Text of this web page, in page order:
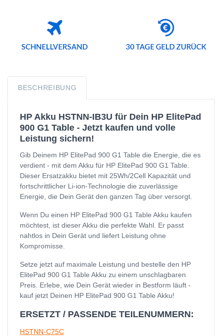
BESCHREIBUNG
HP Akku HSTNN-IB3U für Dein HP ElitePad
900 G1 Table - Jetzt kaufen und volle
Leistung sichern!
Gib Deinem HP ElitePad 900 G1 Table die Energie, die es
verdient - mit dem Akku für HP ElitePad 900 G1 Table.
Dieser Ersatzakku bietet mit 25Wh/2Cell Kapazität und
fortschrittlicher Li-ion-Technologie die zuverlässige
Energie, die Dein Gerät den ganzen Tag über versorgt.
Wenn Du einen HP ElitePad 900 G1 Table Akku kaufen
möchtest, ist dieser Akku die perfekte Wahl. Er passt
nahtlos in Dein Gerät und liefert Leistung ohne
Kompromisse.
Setze jetzt auf maximale Leistung und bestelle den HP
ElitePad 900 G1 Table Akku zu einem unschlagbaren
Preis. Erlebe, wie Dein Gerät wieder in Bestform läuft -
kauf jetzt Deinen HP ElitePad 900 G1 Table Akku!
ERSETZT / PASSENDE TEILENUMMERN:
HSTNN-C75C